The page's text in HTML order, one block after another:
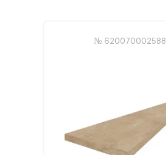
№ 620070002588